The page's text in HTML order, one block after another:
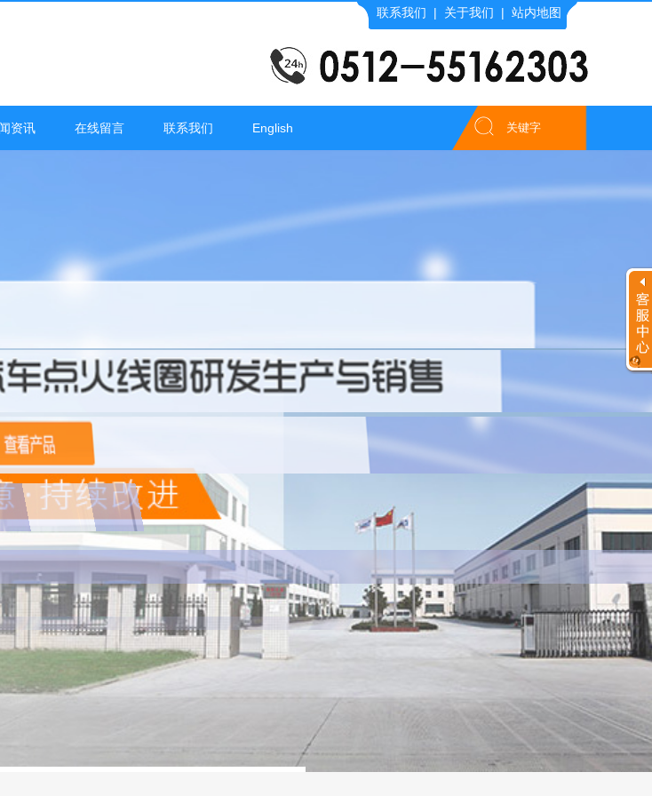
联系我们 | 关于我们 | 站内地图
资讯 在线留言 联系我们 English
客服工作时间
咨询
联系电话
0512-55162303